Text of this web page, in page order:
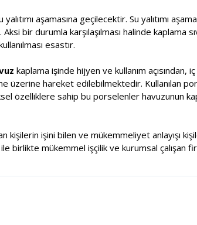
aşamasına geçilecektir. Su yalıtımı
bir durumla karşılaşılması halinde kaplama
esastır.
kaplama işinde hijyen ve kullanım açısından,
üzerine hareket edilebilmektedir. Kullanılan
özelliklere sahip bu porselenler havuzunun
kişilerin işini bilen ve mükemmeliyet anlayışı
birlikte mükemmel işçilik ve kurumsal çalışan